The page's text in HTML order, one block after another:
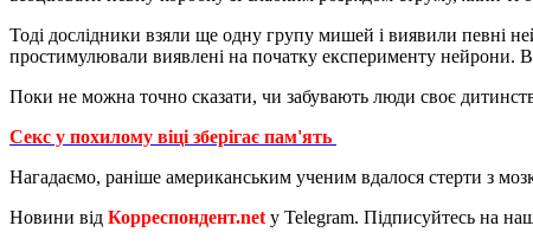
Тоді дослідники взяли ще одну групу мишей і виявили певні
простимулювали виявлені на початку експерименту нейрони.
Поки не можна точно сказати, чи забувають люди своє
Секс у похилому віці зберігає пам'ять
Нагадаємо, раніше американським ученим вдалося стерти з
Новини від Корреспондент.net у Telegram. Підписуйтесь на